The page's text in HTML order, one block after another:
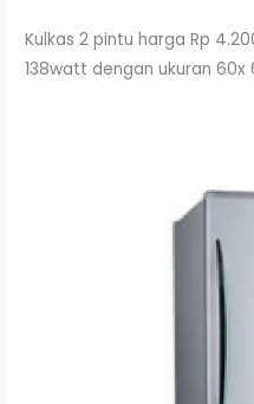
Kulkas 2 pintu harga Rp
138watt dengan ukuran 60x